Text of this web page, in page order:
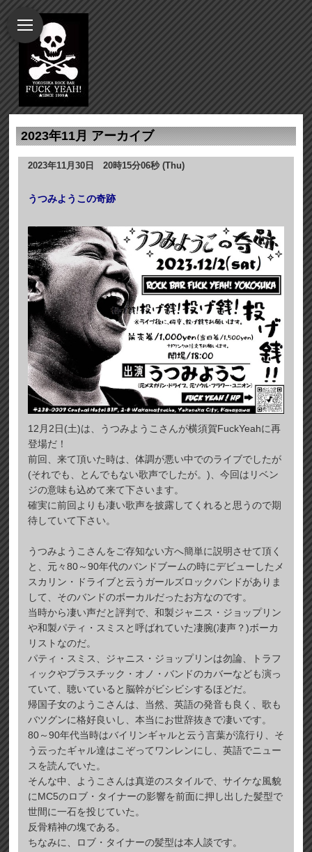
2023年11月 アーカイブ
2023年11月30日 20時15分06秒 (Thu)
うつみようこの奇跡
12月2日(土)は、うつみようこさんが横須賀FuckYeahに再
登場だ！
前回、来て頂いた時は、体調が悪い中でのライブでしたが
(それでも、とんでもない歌声でしたが。)、今回はリベン
ジの意味も込めて来て下さいます。
確実に前回よりも凄い歌声を披露してくれると思うので期
待していて下さい。
うつみようこさんをご存知ない方へ簡単に説明させて頂く
と、元々80～90年代のバンドブームの時にデビューしたメ
スカリン・ドライブと云うガールズロックバンドがありま
して、そのバンドのボーカルだったお方なのです。
当時から凄い声だと評判で、和製ジャニス・ジョップリン
や和製パティ・スミスと呼ばれていた凄腕(凄声？)ボーカ
リストなのだ。
パティ・スミス、ジャニス・ジョップリンは勿論、トラフ
ィックやプラスチック・オノ・バンドのカバーなども演っ
ていて、聴いていると脳幹がビシビシするほどだ。
帰国子女のようこさんは、当然、英語の発音も良く、歌も
バツグンに格好良いし、本当にお世辞抜きで凄いです。
80～90年代当時はバイリンギャルと云う言葉が流行り、そ
う云ったギャル達はこぞってワンレンにし、英語でニュー
スを読んでいた。
そんな中、ようこさんは真逆のスタイルで、サイケな風貌
にMC5のロブ・タイナーの影響を前面に押し出した髪型で
世間に一石を投じていた。
反骨精神の塊である。
ちなみに、ロブ・タイナーの髪型は本人談です。